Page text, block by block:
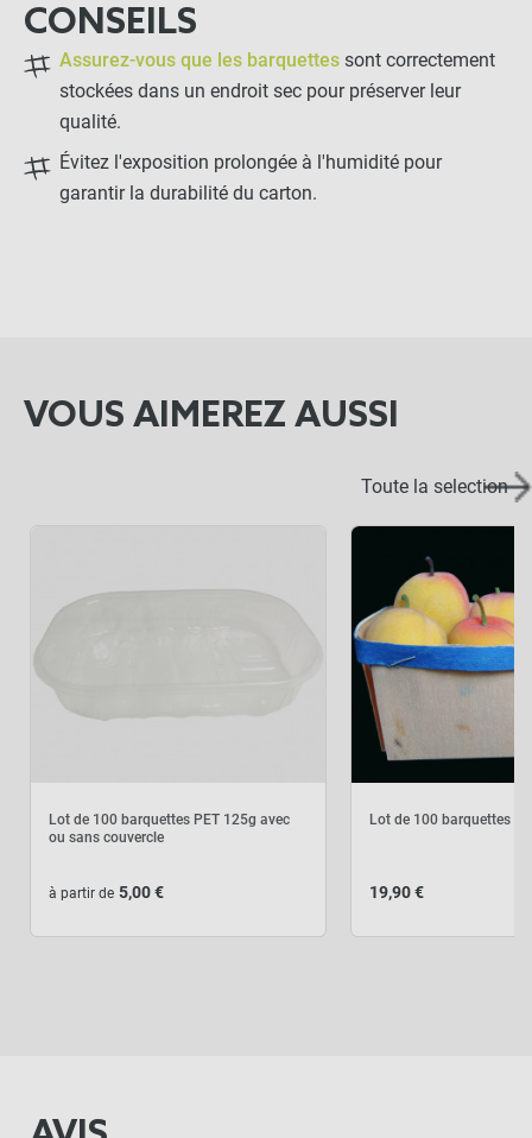
CONSEILS
Assurez-vous que les barquettes sont correctement
stockées dans un endroit sec pour préserver leur
qualité.
Évitez l'exposition prolongée à l'humidité pour
garantir la durabilité du carton.
VOUS AIMEREZ AUSSI
Toute la selection
Lot de 100 barquettes PET 125g avec
ou sans couvercle
à partir de 5,00 €
Lot de 100 barquettes
19,90 €